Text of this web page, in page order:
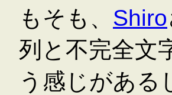
もそも、 Shiro
列と不完全文
う感じがある